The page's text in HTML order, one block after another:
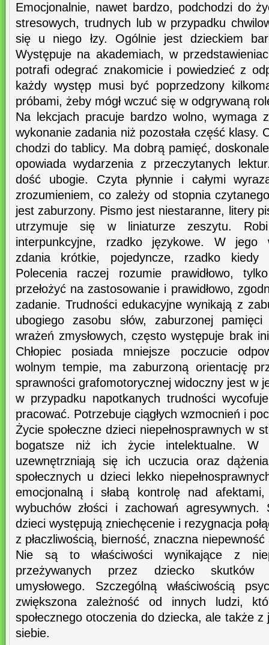
Emocjonalnie, nawet bardzo, podchodzi do
stresowych, trudnych lub w przypadku
się u niego łzy. Ogólnie jest dzieckiem
Występuje na akademiach, w
potrafi odegrać znakomicie i powiedzieć z
każdy występ musi być poprzedzony
próbami, żeby mógł wczuć się w odgrywaną
Na lekcjach pracuje bardzo wolno, wymaga
wykonanie zadania niż pozostała część klasy.
chodzi do tablicy. Ma dobrą pamięć,
opowiada wydarzenia z przeczytanych
dość ubogie. Czyta płynnie i całymi
zrozumieniem, co zależy od stopnia
jest zaburzony. Pismo jest niestaranne, litery
utrzymuje się w liniaturze zeszytu.
interpunkcyjne, rzadko językowe. W jego
zdania krótkie, pojedyncze, rzadko kiedy
Polecenia raczej rozumie prawidłowo,
przełożyć na zastosowanie i prawidłowo,
zadanie. Trudności edukacyjne wynikają z
ubogiego zasobu słów, zaburzonej pamięci
wrażeń zmysłowych, często występuje brak
Chłopiec posiada mniejsze poczucie
wolnym tempie, ma zaburzoną orientację
sprawności grafomotorycznej widoczny jest w
w przypadku napotkanych trudności
pracować. Potrzebuje ciągłych wzmocnień i
Życie społeczne dzieci niepełnosprawnych w
bogatsze niż ich życie intelektualne. W
uzewnętrzniają się ich uczucia oraz
społecznych u dzieci lekko
emocjonalną i słabą kontrolę nad
wybuchów złości i zachowań
dzieci występują zniechęcenie i rezygnacja
z płaczliwością, bierność, znaczna
Nie są to właściwości wynikające z
przeżywanych przez dziecko skutków
umysłowego. Szczególną właściwością
zwiększona zależność od innych ludzi,
społecznego otoczenia do dziecka, ale także
siebie.